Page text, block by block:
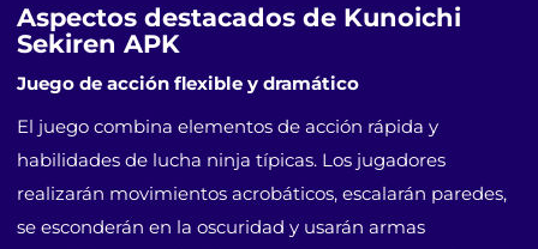
Aspectos destacados de Kunoichi
Sekiren APK
Juego de acción flexible y dramático
El juego combina elementos de acción rápida y
habilidades de lucha ninja típicas. Los jugadores
realizarán movimientos acrobáticos, escalarán paredes,
se esconderán en la oscuridad y usarán armas